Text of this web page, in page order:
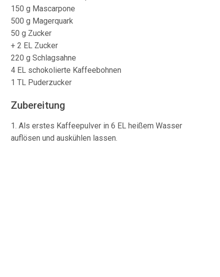
150 g Mascarpone
500 g Magerquark
50 g Zucker
+ 2 EL Zucker
220 g Schlagsahne
4 EL schokolierte Kaffeebohnen
1 TL Puderzucker
Zubereitung
1. Als erstes Kaffeepulver in 6 EL heißem Wasser
auflösen und auskühlen lassen.